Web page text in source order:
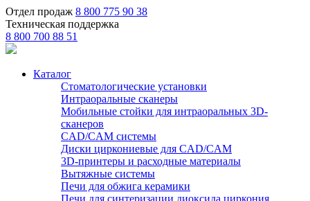
Отдел продаж 8 800 775 90 38
Техническая поддержка
8 800 700 88 51
Каталог
Стоматологические установки
Интраоральные сканеры
Мобильные стойки для интраоральных 3D-
сканеров
CAD/CAM системы
Диски циркониевые для CAD/CAM
3D-принтеры и расходные материалы
Вытяжные системы
Печи для обжига керамики
Печи для синтеризации диоксида циркония